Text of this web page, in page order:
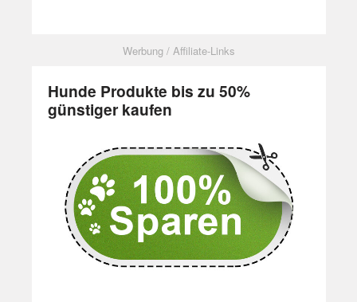
Hunde Produkte bis zu 50%
günstiger kaufen